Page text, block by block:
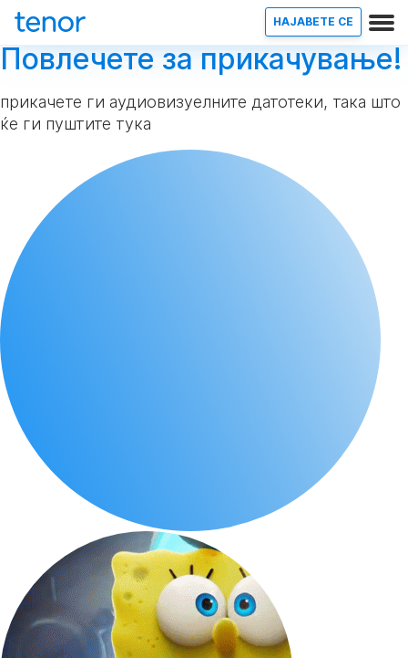
НАЈАВETE СЕ
Повлечете за прикачување!
прикачете ги аудиовизуелните датотеки, така што
ќе ги пуштите тука